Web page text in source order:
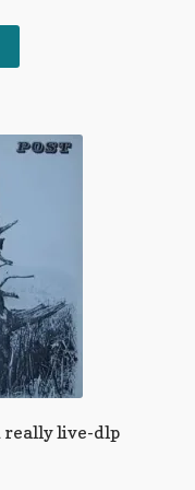
€3,00.
really live-dlp